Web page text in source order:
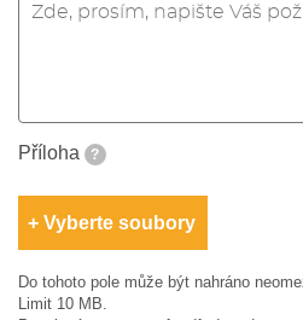
Příloha ?
Vyberte soubory
Do tohoto pole může být nahráno
Limit 10 MB.